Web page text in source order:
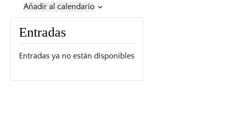
Añadir al calendario
Entradas
Entradas ya no están disponibles